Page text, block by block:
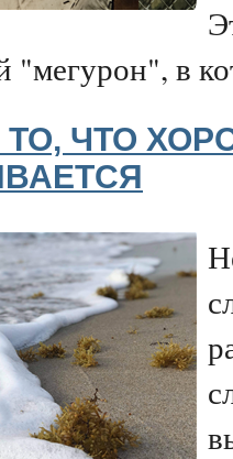
"мегурон", в
ЧТО